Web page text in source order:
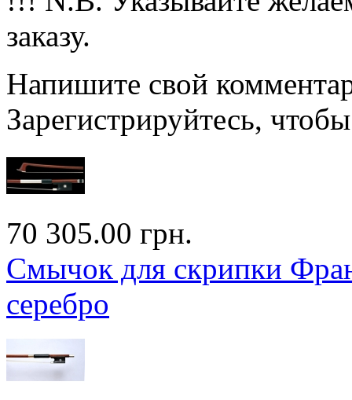
заказу.
Напишите свой
Зарегистрируйтесь,
70 305.00 грн.
Смычок для скрипки
серебро